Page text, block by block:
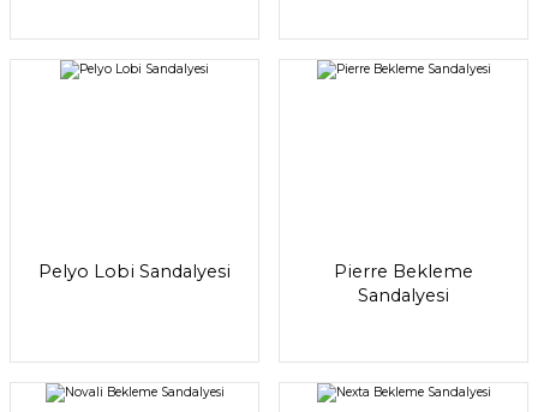
Pelyo Lobi Sandalyesi
Pierre Bekleme
Sandalyesi